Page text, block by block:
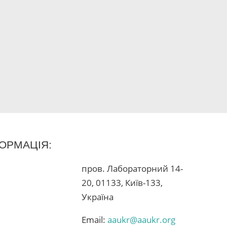
пров. Лабораторний 14-
20, 01133, Київ-133,
Україна
Email: aaukr@aaukr.org